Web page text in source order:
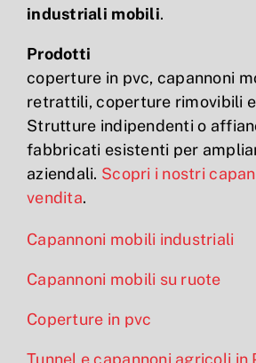
industriali mobili.
Prodotti
coperture in pvc, capannoni
retrattili, coperture rimovibili
Strutture indipendenti o
fabbricati esistenti per
aziendali. Scopri i nostri
vendita.
Capannoni mobili industriali
Capannoni mobili su ruote
Coperture in pvc
Tunnel e capannoni agricoli in